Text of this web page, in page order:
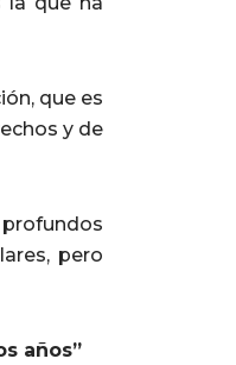
que es
y de
profundos
pero
años”